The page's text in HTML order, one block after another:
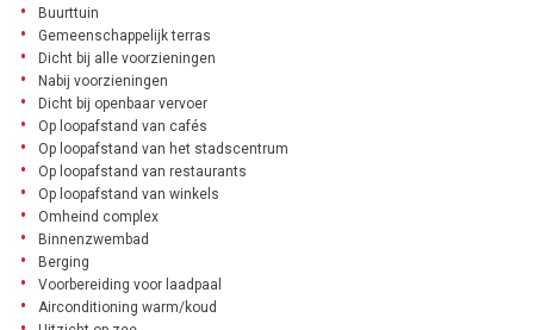
Buurttuin
Gemeenschappelijk terras
Dicht bij alle voorzieningen
Nabij voorzieningen
Dicht bij openbaar vervoer
Op loopafstand van cafés
Op loopafstand van het stadscentrum
Op loopafstand van restaurants
Op loopafstand van winkels
Omheind complex
Binnenzwembad
Berging
Voorbereiding voor laadpaal
Airconditioning warm/koud